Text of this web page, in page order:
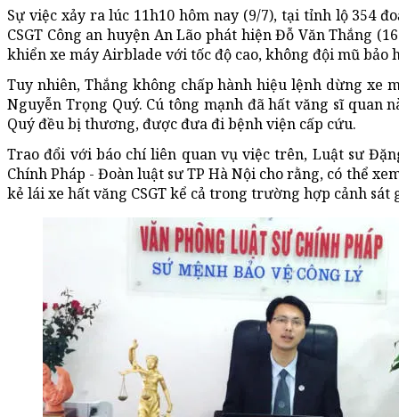
Sự việc xảy ra lúc 11h10 hôm nay (9/7), tại tỉnh lộ 354
CSGT Công an huyện An Lão phát hiện Đỗ Văn Thắng
khiển xe máy Airblade với tốc độ cao, không đội mũ bảo
Tuy nhiên, Thắng không chấp hành hiệu lệnh dừng xe
Nguyễn Trọng Quý. Cú tông mạnh đã hất văng sĩ quan
Quý đều bị thương, được đưa đi bệnh viện cấp cứu.
Trao đổi với báo chí liên quan vụ việc trên, Luật sư
Chính Pháp - Đoàn luật sư TP Hà Nội cho rằng, có thể
kẻ lái xe hất văng CSGT kể cả trong trường hợp cảnh